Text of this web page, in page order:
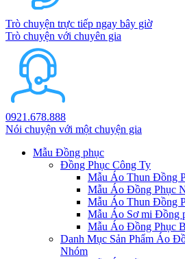
Trò chuyện trực tiếp ngay bây giờ
Trò chuyện với chuyên gia
0921.678.888
Nói chuyện với một chuyện gia
Mẫu Đồng phục
Đồng Phục Công Ty
Mẫu Áo Thun Đồng
Mẫu Áo Đồng Phục
Mẫu Áo Thun Đồng
Mẫu Áo Sơ mi Đồng
Mẫu Áo Đồng Phục
Danh Mục Sản Phẩm Áo
Nhóm